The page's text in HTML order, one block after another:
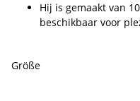
Hij is gemaakt van
beschikbaar voor
Größe